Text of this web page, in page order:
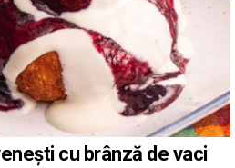
cu brânză de vaci